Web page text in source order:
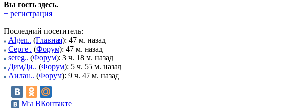
Вы гость здесь.
+ регистрация
Последний посетитель:
Algen.. (Главная): 47 м. назад
Серге.. (Форум): 47 м. назад
sereg.. (Форум): 3 ч. 18 м. назад
ДимДи.. (Форум): 5 ч. 55 м. назад
Аилан.. (Форум): 9 ч. 47 м. назад
Мы ВКонтакте